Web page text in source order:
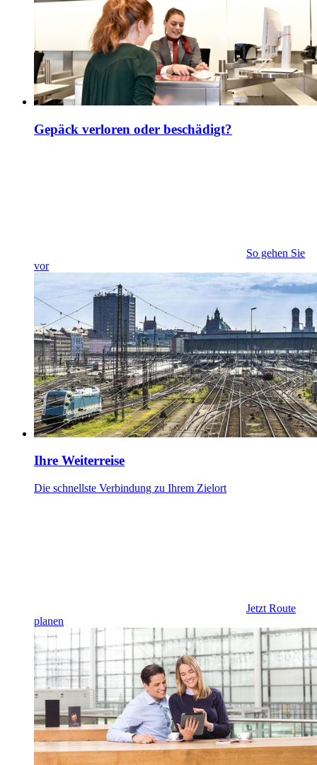
Gepäck verloren oder beschädigt?
So gehen Sie
vor
Ihre Weiterreise
Die schnellste Verbindung zu Ihrem Zielort
Jetzt Route
planen